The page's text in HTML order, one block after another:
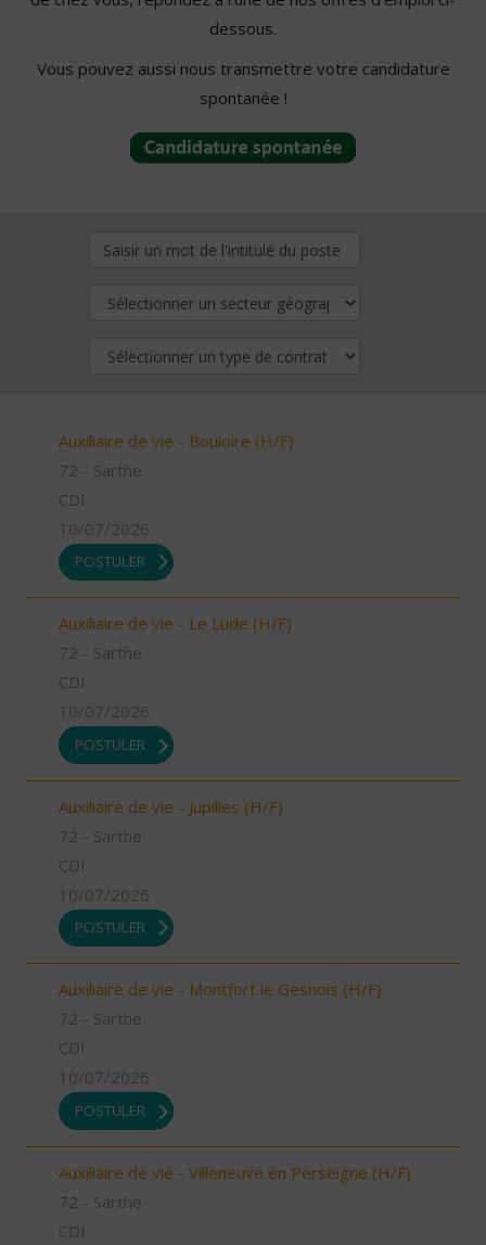
dessous.
Vous pouvez aussi nous transmettre votre candidature
spontanée !
Auxiliaire de vie - Bouloire (H/F)
72 - Sarthe
CDI
10/07/2026
POSTULER
Auxiliaire de vie - Le Lude (H/F)
72 - Sarthe
CDI
10/07/2026
POSTULER
Auxiliaire de vie - Jupilles (H/F)
72 - Sarthe
CDI
10/07/2026
POSTULER
Auxiliaire de vie - Montfort le Gesnois (H/F)
72 - Sarthe
CDI
10/07/2026
POSTULER
Auxiliaire de vie - Villeneuve en Perseigne (H/F)
72 - Sarthe
CDI